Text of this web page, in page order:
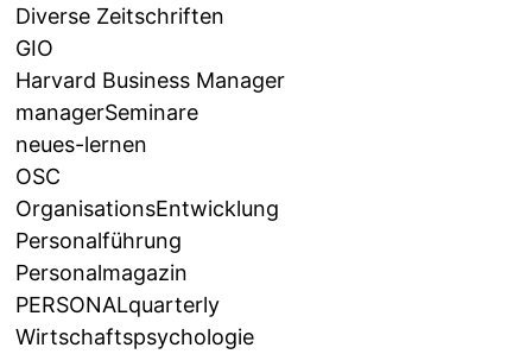
Diverse Zeitschriften
GIO
Harvard Business Manager
managerSeminare
neues-lernen
OSC
OrganisationsEntwicklung
Personalführung
Personalmagazin
PERSONALquarterly
Wirtschaftspsychologie